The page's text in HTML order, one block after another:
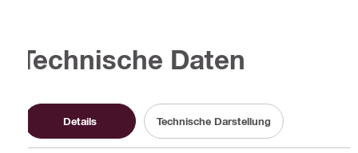
Technische Daten
Details Technische Darstellung